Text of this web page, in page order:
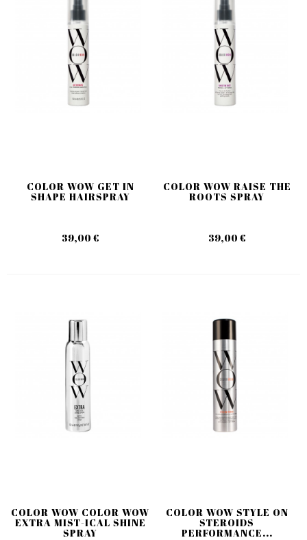
COLOR WOW GET IN
SHAPE HAIRSPRAY
39,00 €
COLOR WOW RAISE THE
ROOTS SPRAY
39,00 €
COLOR WOW COLOR WOW
EXTRA MIST-ICAL SHINE
SPRAY
COLOR WOW STYLE ON
STEROIDS
PERFORMANCE...